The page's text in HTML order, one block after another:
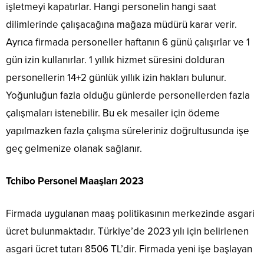
işletmeyi kapatırlar. Hangi personelin hangi saat
dilimlerinde çalışacağına mağaza müdürü karar verir.
Ayrıca firmada personeller haftanın 6 günü çalışırlar ve 1
gün izin kullanırlar. 1 yıllık hizmet süresini dolduran
personellerin 14+2 günlük yıllık izin hakları bulunur.
Yoğunluğun fazla olduğu günlerde personellerden fazla
çalışmaları istenebilir. Bu ek mesailer için ödeme
yapılmazken fazla çalışma süreleriniz doğrultusunda işe
geç gelmenize olanak sağlanır.
Tchibo Personel Maaşları 2023
Firmada uygulanan maaş politikasının merkezinde asgari
ücret bulunmaktadır. Türkiye’de 2023 yılı için belirlenen
asgari ücret tutarı 8506 TL’dir. Firmada yeni işe başlayan